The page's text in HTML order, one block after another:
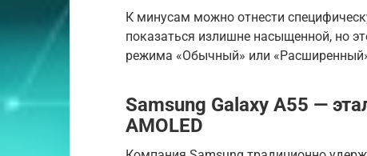
К минусам можно отнести
показаться излишне насыщенной, но
режима «Обычный» или
Samsung Galaxy A55 —
AMOLED